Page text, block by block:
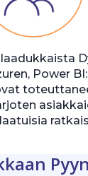
Power